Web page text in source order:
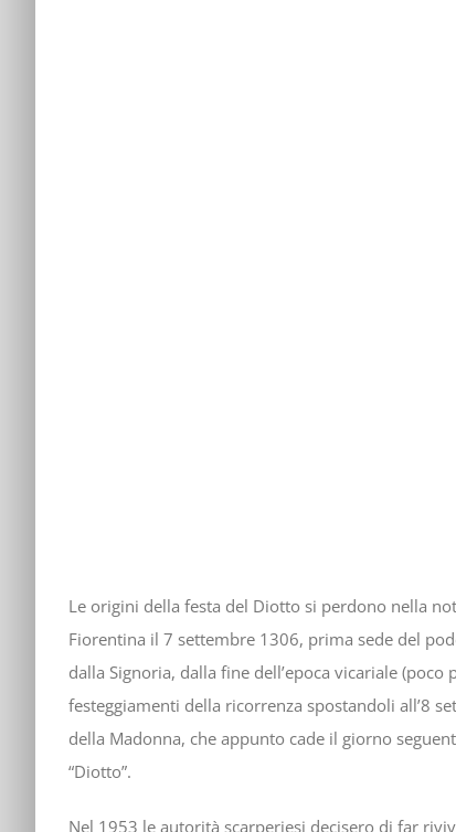
Le origini della festa del Diotto si perdono nella
Fiorentina il 7 settembre 1306, prima sede del
dalla Signoria, dalla fine dell’epoca vicariale
festeggiamenti della ricorrenza spostandoli all’8
della Madonna, che appunto cade il giorno
“Diotto”.
Nel 1953 le autorità scarperiesi decisero di far